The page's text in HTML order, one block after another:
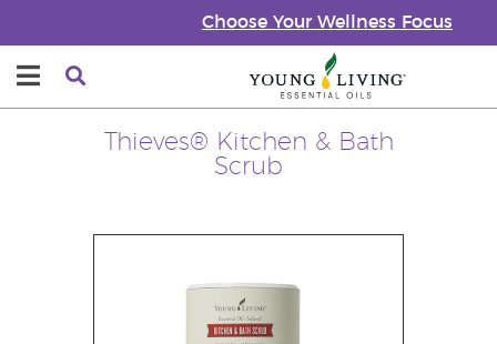
Choose Your Wellness Focus
Thieves® Kitchen & Bath
Scrub